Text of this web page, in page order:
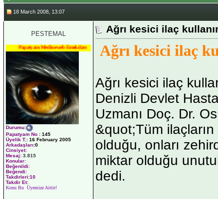
18 March 2008, 13:07
PESTEMAL
Papatyam Medineweb Emekdarı
Durumu:
Papatyam No : 145
Üyelik T. : 16 February 2005
Arkadaşları:0
Cinsiyet:
Mesaj: 3.815
Konular:
Beğenildi:
Beğendi:
Takdirleri:10
Takdir Et:
Konu Bu Üyemize Aittir!
Ağrı kesici ilaç
Ağrı kesici ilaç
Ağrı kesici ilaç
Denizli Devlet
Uzmanı Doç. Dr.
&quot;Tüm
olduğu, onları
miktar olduğu
dedi.